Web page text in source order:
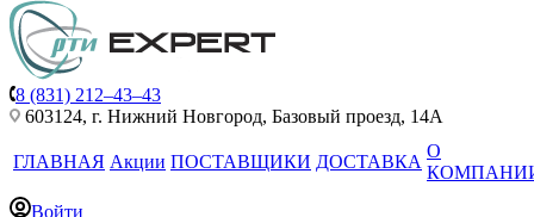
8 (831) 212–43–43
603124, г. Нижний Новгород, Базовый проезд, 14А
ГЛАВНАЯ Акции ПОСТАВЩИКИ ДОСТАВКА
О
Войти